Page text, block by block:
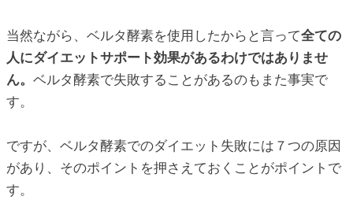
当然ながら、ベルタ酵素を使用したからと言って全ての
人にダイエットサポート効果があるわけではありませ
ん。 ベルタ酵素で失敗することがあるのもまた事実で
す。
ですが、ベルタ酵素でのダイエット失敗には７つの原因
があり、そのポイントを押さえておくことがポイントで
す。